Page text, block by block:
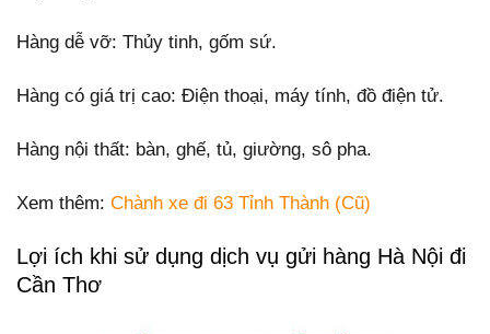
Hàng dễ vỡ: Thủy tinh, gốm sứ.
Hàng có giá trị cao: Điện thoại, máy tính, đồ điện tử.
Hàng nội thất: bàn, ghế, tủ, giường, sô pha.
Xem thêm: Chành xe đi 63 Tỉnh Thành (Cũ)
Lợi ích khi sử dụng dịch vụ gửi hàng Hà Nội đi
Cần Thơ